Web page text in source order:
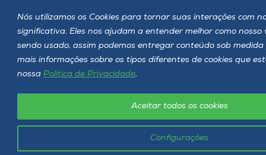
Nós utilizamos os Cookies para tornar suas interações com
significativa. Eles nos ajudam a entender melhor como nosso
sendo usado, assim podemos entregar conteúdo sob
mais informações sobre os tipos diferentes de cookies que
nossa Política de Privacidade.
Configurações
Aceitar todos os cookies